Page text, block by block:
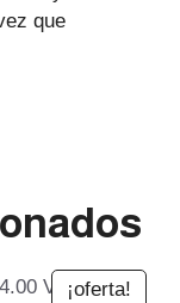
que
¡oferta!